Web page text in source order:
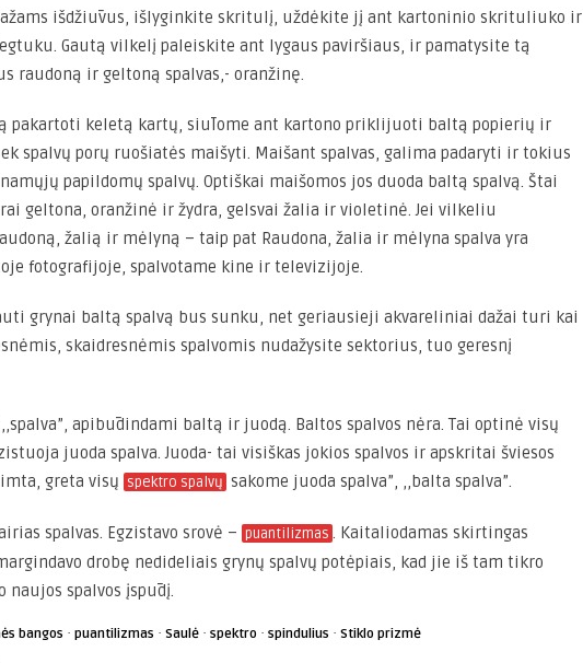
išdžiūvus, išlyginkite skritulį, uždėkite jį ant kartoninio skrituliuko ir
Gautą vilkelį paleiskite ant lygaus paviršiaus, ir pamatysite tą
raudoną ir geltoną spalvas,- oranžinę.
pakartoti keletą kartų, siūlome ant kartono priklijuoti baltą popierių ir
spalvų porų ruošiatės maišyti. Maišant spalvas, galima padaryti ir tokius
papildomų spalvų. Optiškai maišomos jos duoda baltą spalvą. Štai
geltona, oranžinė ir žydra, gelsvai žalia ir violetinė. Jei vilkeliu
žalią ir mėlyną – taip pat Raudona, žalia ir mėlyna spalva yra
fotografijoje, spalvotame kine ir televizijoje.
grynai baltą spalvą bus sunku, net geriausieji akvareliniai dažai turi kai
skaidresnėmis spalvomis nudažysite sektorius, tuo geresnį
apibūdindami baltą ir juodą. Baltos spalvos nėra. Tai optinė visų
juoda spalva. Juoda- tai visiškas jokios spalvos ir apskritai šviesos
greta visų spektro spalvų sakome juoda spalva”, ,,balta spalva”.
spalvas. Egzistavo srovė – puantilizmas . Kaitaliodamas skirtingas
drobę nedideliais grynų spalvų potėpiais, kad jie iš tam tikro
spalvos įspūdį.
bangos · puantilizmas · Saulė · spektro · spindulius · Stiklo prizmė